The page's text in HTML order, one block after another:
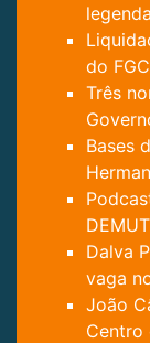
do
Três
Bases
Dalva
vaga
João
Centro